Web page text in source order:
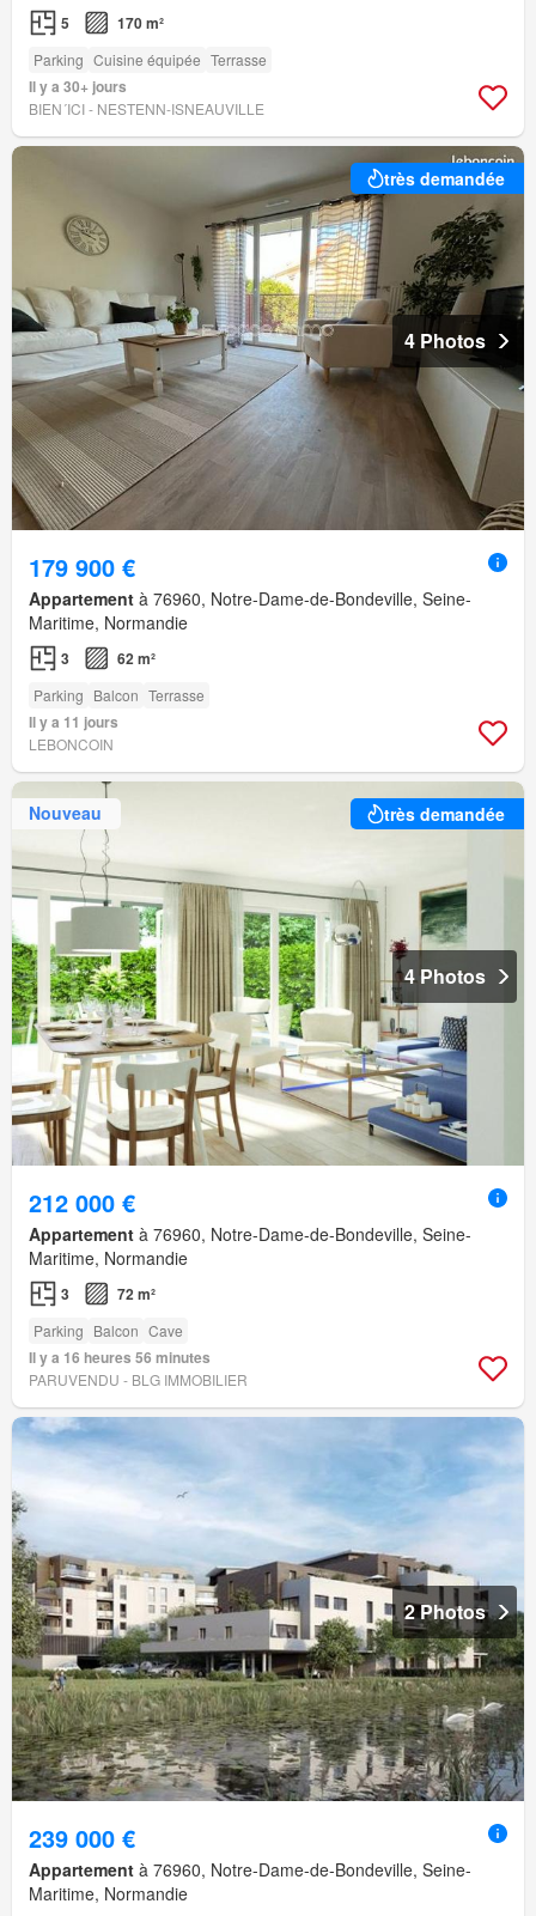
5 170 m²
Parking Cuisine équipée Terrasse
Il y a 30+ jours
BIEN´ICI - NESTENN-ISNEAUVILLE
très demandée
4 Photos
179 900 €
Appartement à 76960, Notre-Dame-de-Bondeville, Seine-
Maritime, Normandie
3 62 m²
Parking Balcon Terrasse
Il y a 11 jours
LEBONCOIN
Nouveau très demandée
4 Photos
212 000 €
Appartement à 76960, Notre-Dame-de-Bondeville, Seine-
Maritime, Normandie
3 72 m²
Parking Balcon Cave
Il y a 16 heures 56 minutes
PARUVENDU - BLG IMMOBILIER
2 Photos
239 000 €
Appartement à 76960, Notre-Dame-de-Bondeville, Seine-
Maritime, Normandie